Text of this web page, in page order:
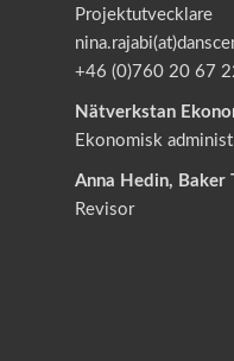
Projektutvecklare
+46 (0)760 20 67
Nätverkstan
Ekonomisk
Anna Hedin, Baker
Revisor